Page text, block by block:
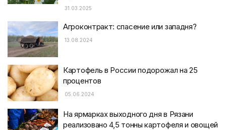
31.03.2025
Агроконтракт: спасение или западня?
13.08.2024
Картофель в России подорожал на 25
процентов
05.06.2024
На ярмарках выходного дня в Рязани
реализовано 4,5 тонны картофеля и овощей